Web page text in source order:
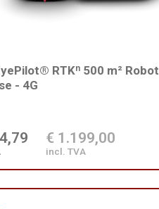
RTKⁿ 500 m² Robot
- 4G
€ 1.199,00
incl. TVA